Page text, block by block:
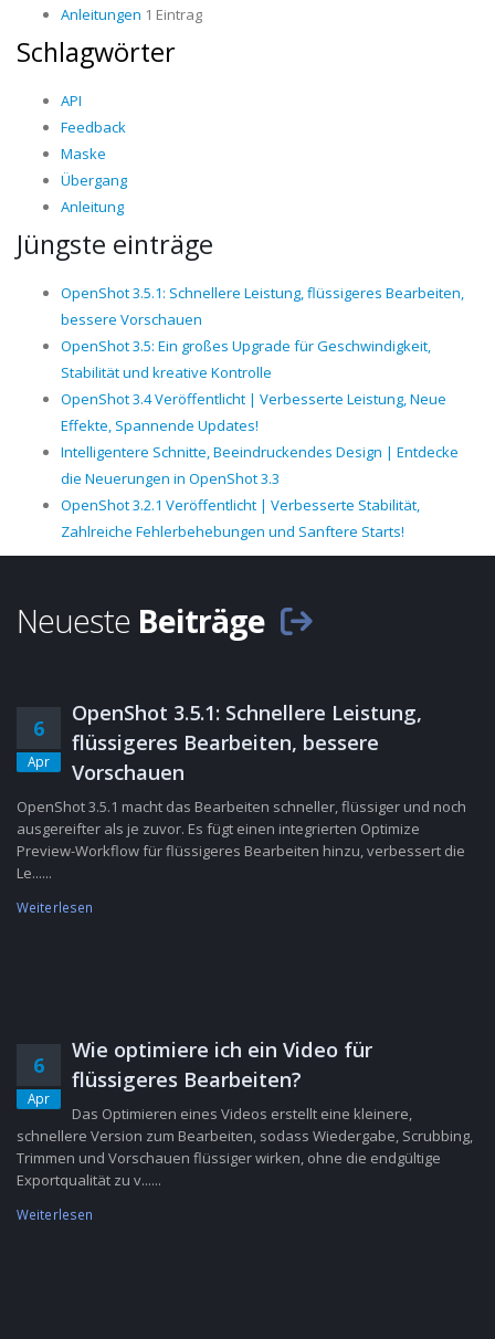
Anleitungen 1 Eintrag
Schlagwörter
API
Feedback
Maske
Übergang
Anleitung
Jüngste einträge
OpenShot 3.5.1: Schnellere Leistung, flüssigeres Bearbeiten,
bessere Vorschauen
OpenShot 3.5: Ein großes Upgrade für Geschwindigkeit,
Stabilität und kreative Kontrolle
OpenShot 3.4 Veröffentlicht | Verbesserte Leistung, Neue
Effekte, Spannende Updates!
Intelligentere Schnitte, Beeindruckendes Design | Entdecke
die Neuerungen in OpenShot 3.3
OpenShot 3.2.1 Veröffentlicht | Verbesserte Stabilität,
Zahlreiche Fehlerbehebungen und Sanftere Starts!
Neueste Beiträge
6
Apr
OpenShot 3.5.1: Schnellere Leistung,
flüssigeres Bearbeiten, bessere
Vorschauen
OpenShot 3.5.1 macht das Bearbeiten schneller, flüssiger und noch
ausgereifter als je zuvor. Es fügt einen integrierten Optimize
Preview-Workflow für flüssigeres Bearbeiten hinzu, verbessert die
Le......
Weiterlesen
6
Apr
Wie optimiere ich ein Video für
flüssigeres Bearbeiten?
Das Optimieren eines Videos erstellt eine kleinere,
schnellere Version zum Bearbeiten, sodass Wiedergabe, Scrubbing,
Trimmen und Vorschauen flüssiger wirken, ohne die endgültige
Exportqualität zu v......
Weiterlesen